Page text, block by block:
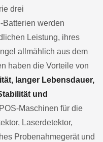
drei
werden
Leistung, ihres
allmählich aus dem
haben die Vorteile von
langer Lebensdauer,
und
Maschinen für die
Laserdetektor,
Probenahmegerät und